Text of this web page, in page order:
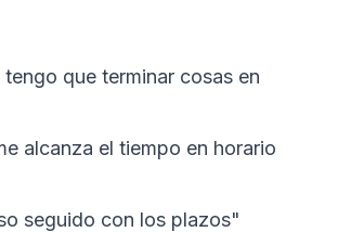
tengo que terminar cosas en
alcanza el tiempo en horario
seguido con los plazos"